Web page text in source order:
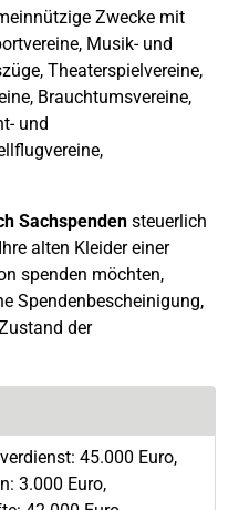
Zwecke mit
Musik- und
Theaterspielvereine,
Brauchtumsvereine,
und
Sachspenden steuerlich
alten Kleider einer
spenden möchten,
Spendenbescheinigung,
der
45.000 Euro,
3.000 Euro,